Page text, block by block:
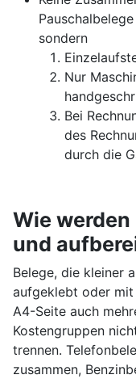
sondern
Nur
Bei
des
durch die
Wie
und
Belege, die kleiner
aufgeklebt oder
A4-Seite auch
Kostengruppen
trennen.
zusammen,